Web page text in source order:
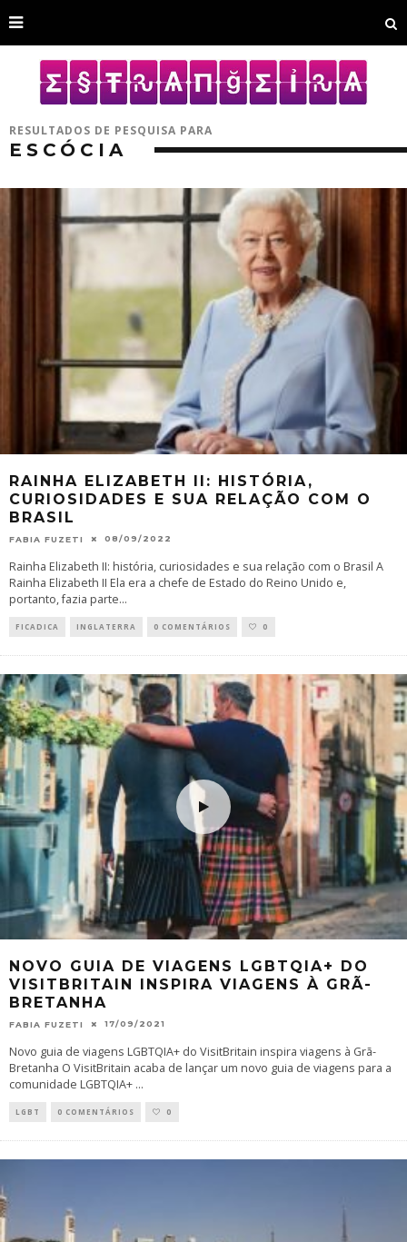
RESULTADOS DE PESQUISA PARA
ESCÓCIA
RAINHA ELIZABETH II: HISTÓRIA,
CURIOSIDADES E SUA RELAÇÃO COM O
BRASIL
FABIA FUZETI 08/09/2022
Rainha Elizabeth II: história, curiosidades e sua relação com o Brasil A
Rainha Elizabeth II Ela era a chefe de Estado do Reino Unido e,
portanto, fazia parte...
FICADICA INGLATERRA 0 COMENTÁRIOS 0
NOVO GUIA DE VIAGENS LGBTQIA+ DO
VISITBRITAIN INSPIRA VIAGENS À GRÃ-
BRETANHA
FABIA FUZETI 17/09/2021
Novo guia de viagens LGBTQIA+ do VisitBritain inspira viagens à Grã-
Bretanha O VisitBritain acaba de lançar um novo guia de viagens para a
comunidade LGBTQIA+ ...
LGBT 0 COMENTÁRIOS 0